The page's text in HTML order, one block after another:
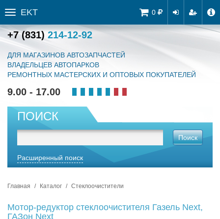
0
Toggle
sidebar
EKT
+7 (831) 214-12-92
ДЛЯ МАГАЗИНОВ АВТОЗАПЧАСТЕЙ
ВЛАДЕЛЬЦЕВ АВТОПАРКОВ
РЕМОНТНЫХ МАСТЕРСКИХ И ОПТОВЫХ ПОКУПАТЕЛЕЙ
9.00 - 17.00
ПОИСК
Поиск
Расширенный поиск
Главная Каталог Стеклоочистители
Мотор-редуктор стеклоочистителя Газель Next,
ГАЗон Next